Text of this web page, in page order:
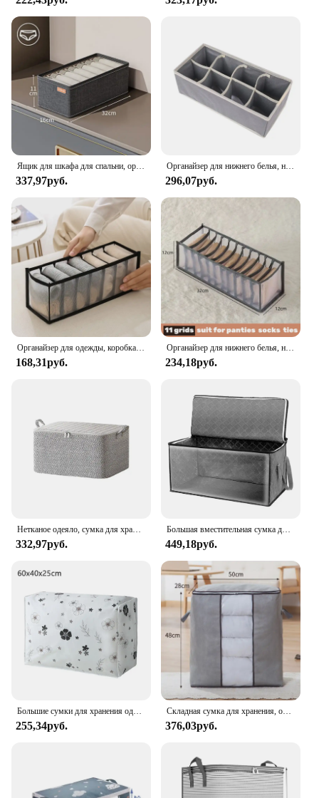
we offer a range of sizes and quantities to choose
from. Whether you're looking to declutter your
closet or need a complete overhaul, our Clothes
Organizer Storage Sets are tailored to fit your
lifestyle. The sets are designed to maximize space,
making it easier to find what you need and reducing
the time spent searching through your wardrobe.
With our sets, you can streamline your storage and
enjoy a more organized, stress-free environment.
Ящик для шкафа для спальни, органайзер для нижнего белья, носки, бюстгальтер, ящики для хранения одежды, шкаф, органайзер для одежды, брюки, носки, органайзер
337,97руб.
Органайзер для нижнего белья, носков, бюстгальтера, брюк, шарфа, галстука, ящик для хранения, органайзеры для ящиков шкафа, складной чехол для органайзера нижнего белья
296,07руб.
Органайзер для одежды, коробка для хранения брюк, одежды, джинсов, шкаф, шкаф, организация, органайзер для нижнего белья, бюстгальтеров, носков, ящик, шкаф
168,31руб.
Органайзер для нижнего белья, носков, бюстгальтера, брюк, шарфа, галстука, ящик для хранения джинсов, органайзер для одежды, разделители для ящиков, органайзер для одежды
234,18руб.
Нетканое одеяло, сумка для хранения с крышками, складная Одежда на молнии, стеганое одеяло, вместительная Пыленепроницаемая сумка для организации
332,97руб.
Большая вместительная сумка для хранения одежды, нетканая складная сумка для хранения одеял с крышками, органайзер для одежды на молнии, сортировочная коробка
449,18руб.
Большие сумки для хранения одежды с замком-молнией, женская сумка большого размера, толстые дышащие тканевые сумки для хранения под кроватью с прозрачным окошком
255,34руб.
Складная сумка для хранения, органайзер для одежды, водонепроницаемый Оксфорд, прозрачное окно, органайзер для одежды, домашний нетканый ящик для хранения
376,03руб.